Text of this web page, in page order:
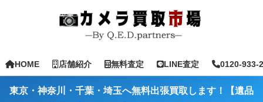
HOME 店舗紹介 無料査定 LINE査定 0120-933-
東京・神奈川・千葉・埼玉へ無料出張買取します！【遺品